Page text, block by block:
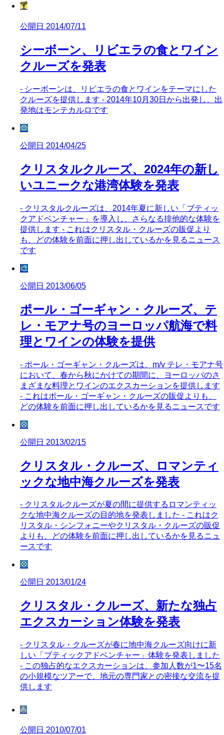
🍸
公開日 2014/07/11
シーボーン、リビエラの食とワイン
クルーズを発表
- シーボーンは、リビエラの食とワインをテーマにした
クルーズを提供します - 2014年10月30日から出発し、出
発地はモンテカルロです
💠
公開日 2014/04/25
クリスタルクルーズ、2024年の新し
いユニークな港湾体験を発表
- クリスタルクルーズは、2014年夏に新しい「ブティッ
クアドベンチャー」を導入し、さらなる排他的な体験を
提供します - これはクリスタル・クルーズの販促より
も、どの体験を前面に押し出しているかを見るニュース
です
🎨
公開日 2013/06/05
ポール・ゴーギャン・クルーズ、テ
レ・モアナ号のヨーロッパ航海で料
理とワインの体験を提供
- ポール・ゴーギャン・クルーズは、m/v テレ・モアナ号
において、春から秋にかけての期間に、ヨーロッパのさ
まざまな料理とワインのエクスカーションを提供します
- これはポール・ゴーギャン・クルーズの販促よりも、
どの体験を前面に押し出しているかを見るニュースです
💠
公開日 2013/02/15
クリスタル・クルーズ、ロマンティ
ックな地中海クルーズを発表
- クリスタルクルーズが夏の間に提供するロマンティッ
クな地中海クルーズの目的地を発表しました - これはク
リスタル・シンフォニーやクリスタル・クルーズの販促
よりも、どの体験を前面に押し出しているかを見るニュ
ースです
💠
公開日 2013/01/24
クリスタル・クルーズ、新たな独占
エクスカーション体験を発表
- クリスタル・クルーズが春に地中海クルーズ向けに新
しい「ブティックアドベンチャー」体験を発表しました
- この独占的なエクスカーションは、参加人数が1〜15名
の小規模なツアーで、地元の専門家との密接な交流を提
供します
⛵
公開日 2010/07/01